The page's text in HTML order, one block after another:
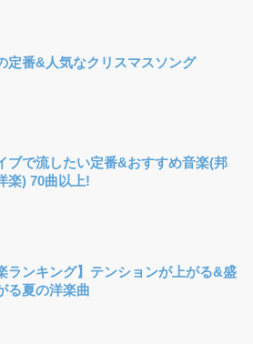
定番&人気なクリスマスソング
ブで流したい定番&おすすめ音楽(邦
楽) 70曲以上!
ランキング】テンションが上がる&盛
る夏の洋楽曲